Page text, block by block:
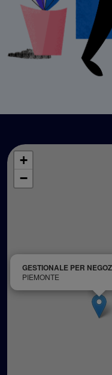
GESTIONALE PER
PIEMONTE
+
−